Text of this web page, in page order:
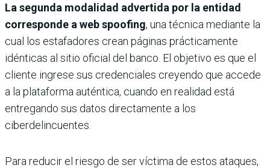
La segunda modalidad advertida por la entidad
corresponde a web spoofing, una técnica mediante la
cual los estafadores crean páginas prácticamente
idénticas al sitio oficial del banco. El objetivo es que el
cliente ingrese sus credenciales creyendo que accede
a la plataforma auténtica, cuando en realidad está
entregando sus datos directamente a los
ciberdelincuentes.
Para reducir el riesgo de ser víctima de estos ataques,